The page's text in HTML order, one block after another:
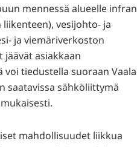
mennessä alueelle
vesijohto- ja
ja viemäriverkoston
asiakkaan
voi tiedustella suoraan
saatavissa sähköliittymä
mahdollisuudet liikkua